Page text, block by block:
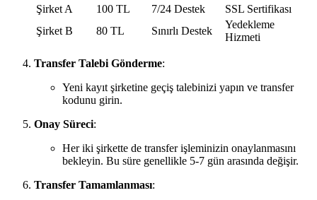
Şirket A
100 TL 7/24 Destek
SSL Sertifikası
Şirket B
80 TL Sınırlı Destek
Yedekleme
Hizmeti
Transfer Talebi Gönderme:
Yeni kayıt şirketine geçiş talebinizi yapın ve transfer
kodunu girin.
Onay Süreci:
Her iki şirkette de transfer işleminizin onaylanmasını
bekleyin. Bu süre genellikle 5-7 gün arasında değişir.
Transfer Tamamlanması: